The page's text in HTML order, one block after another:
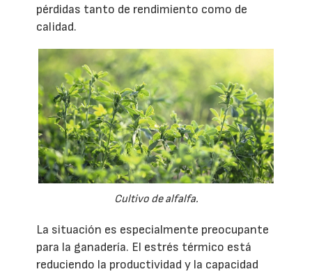
pérdidas tanto de rendimiento como de
calidad.
Cultivo de alfalfa.
La situación es especialmente preocupante
para la ganadería. El estrés térmico está
reduciendo la productividad y la capacidad